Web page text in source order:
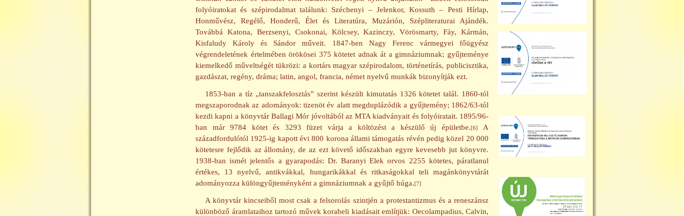
folyóiratokat és szépirodalmat találunk: Széchenyi – Jelenkor, Kossuth – Pesti Hírlap,
Honművész, Regélő, Honderű, Élet és Literatúra, Muzárión, Szépliteraturai Ajándék.
Továbbá Katona, Berzsenyi, Csokonai, Kölcsey, Kazinczy, Vörösmarty, Fáy, Kármán,
Kisfaludy Károly és Sándor műveit. 1847-ben Nagy Ferenc vármegyei főügyész
végrendeletének értelmében örökösei 375 kötetet adnak át a gimnáziumnak; gyűjteménye
kiemelkedő műveltségét tükrözi: a kortárs magyar szépirodalom, történetírás, publicisztika,
gazdászat, regény, dráma; latin, angol, francia, német nyelvű munkák bizonyítják ezt.
1853-ban a tíz „tanszakfelosztás” szerint készült kimutatás 1326 kötetet talál. 1860-tól
megszaporodnak az adományok: tizenöt év alatt megduplázódik a gyűjtemény; 1862/63-tól
kezdi kapni a könyvtár Ballagi Mór jóvoltából az MTA kiadványait és folyóiratait. 1895/96-
ban már 9784 kötet és 3293 füzet várja a költözést a készülő új épületbe.[6]
A
századfordulótól 1925-ig kapott évi 800 korona állami támogatás révén pedig közel 20 000
kötetesre fejlődik az állomány, de az ezt követő időszakban egyre kevesebb jut könyvre.
1938-ban ismét jelentős a gyarapodás: Dr. Baranyi Elek orvos 2255 kötetes, páratlanul
értékes, 13 nyelvű, antikvákkal, hungarikákkal és ritkaságokkal teli magánkönyvtárát
adományozza különgyűjteményként a gimnáziumnak a gyűjtő húga.[7]
A könyvtár kincseiből most csak a felsorolás szintjén a protestantizmus és a reneszánsz
különböző áramlataihoz tartozó művek korabeli kiadásait említjük: Oecolampadius, Calvin,